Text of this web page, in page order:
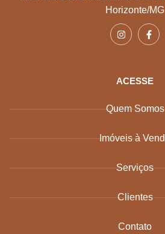
Horizonte/MG
ACESSE
Quem Somos
Imóveis à
Serviços
Clientes
Contato